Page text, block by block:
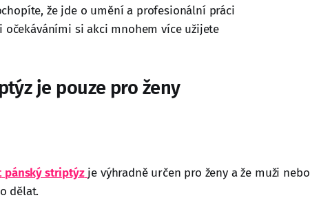
že jde o umění a profesionální práci
očekáváními si akci mnohem více užijete
je pouze pro ženy
pánský striptýz je výhradně určen pro ženy a že muži nebo
dělat.